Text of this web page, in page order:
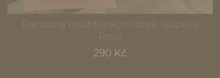
Bandana multifunkční šátek, Isabelle
Rose
290 Kč